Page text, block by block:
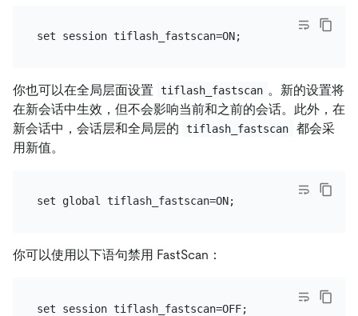
你也可以在全局层面设置 tiflash_fastscan 。新的设置将
在新会话中生效，但不会影响当前和之前的会话。此外，在
新会话中，会话层和全局层的
tiflash_fastscan
都会采
用新值。
你可以使用以下语句禁用 FastScan：
set session tiflash_fastscan=OFF;